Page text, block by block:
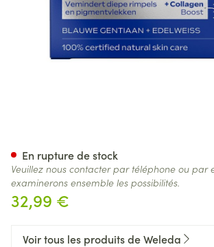
32,99 €
En rupture de stock
Veuillez nous contacter par téléphone ou par
examinerons ensemble les possibilités.
Voir tous les produits de Weleda